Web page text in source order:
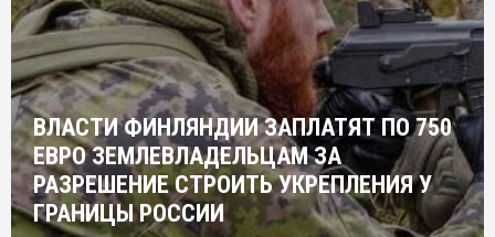
ВЛАСТИ ФИНЛЯНДИИ ЗАПЛАТЯТ ПО 750
ЕВРО ЗЕМЛЕВЛАДЕЛЬЦАМ ЗА
РАЗРЕШЕНИЕ СТРОИТЬ УКРЕПЛЕНИЯ У
ГРАНИЦЫ РОССИИ